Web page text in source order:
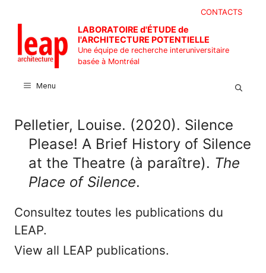
contenu
CONTACTS
LABORATOIRE d'ÉTUDE de
l'ARCHITECTURE POTENTIELLE
Une équipe de recherche interuniversitaire
basée à Montréal
Menu
Pelletier, Louise. (2020). Silence
Please! A Brief History of Silence
at the Theatre (à paraître). The
Place of Silence.
Consultez toutes les publications du
LEAP.
View all LEAP publications.